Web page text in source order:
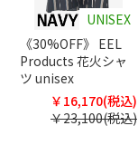
UNISEX
《30%OFF》 EEL
Products 花火シャ
ツ unisex
￥16,170(税込)
￥23,100(税込)